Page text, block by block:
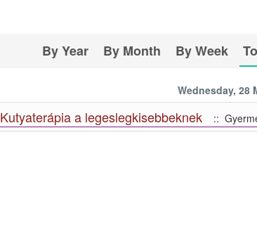
By Year By Month By Week
Wednesday, 28
Kutyaterápia a legeslegkisebbeknek ::